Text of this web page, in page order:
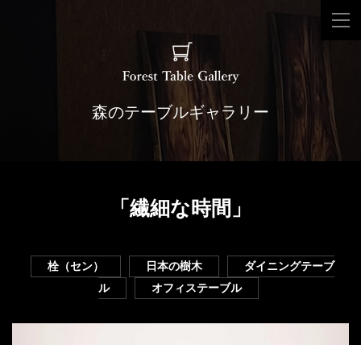
森のテーブルギャラリー
「繊細な時間」
栓（セン） 日本の樹木
ダイニングテーブ
ル
オフィステーブル